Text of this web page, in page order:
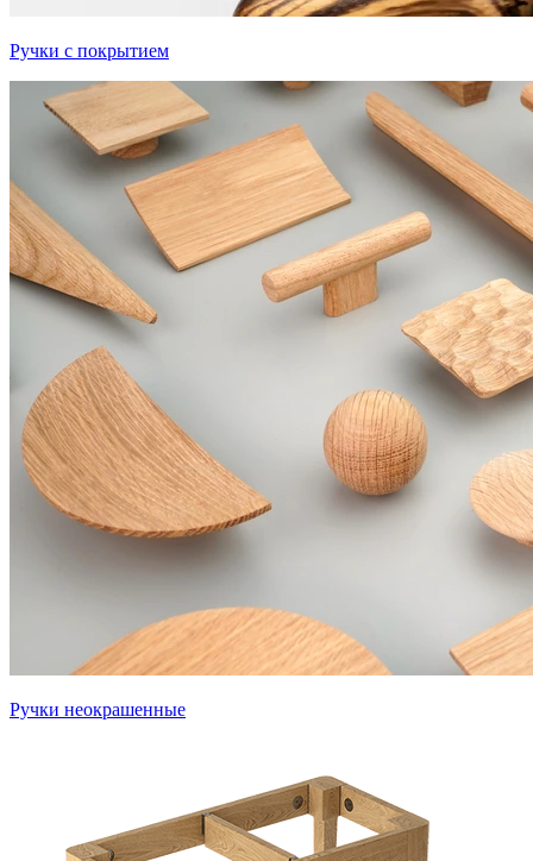
Ручки с покрытием
Ручки неокрашенные